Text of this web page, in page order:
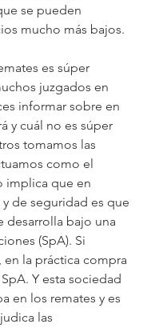
se pueden
mucho más bajos.
es súper
juzgados en
informar sobre en
y cuál no es súper
tomamos las
como el
implica que en
de seguridad es que
desarrolla bajo una
(SpA). Si
en la práctica compra
Y esta sociedad
en los remates y es
las